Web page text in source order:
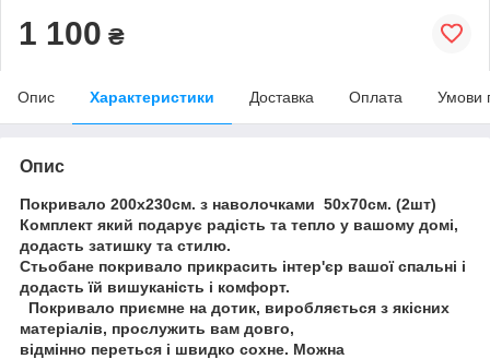
1 100 ₴
Опис Характеристики Доставка Оплата Умови
Опис
Покривало 200х230см. з наволочками 50х70см. (2шт)
Комплект який подарує радість та тепло у вашому домі,
додасть затишку та стилю.
Стьобане покривало прикрасить інтер'єр вашої спальні і
додасть їй вишуканість і комфорт.
Покривало приємне на дотик, виробляється з якісних
матеріалів, прослужить вам довго,
відмінно переться і швидко сохне. Можна